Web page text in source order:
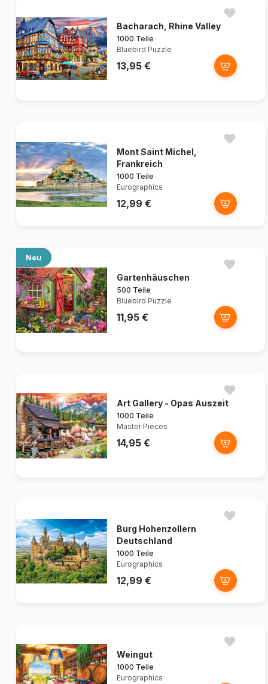
Bacharach, Rhine Valley
1000 Teile
Bluebird Puzzle
13,95 €
Mont Saint Michel,
Frankreich
1000 Teile
Eurographics
12,99 €
Neu
Gartenhäuschen
500 Teile
Bluebird Puzzle
11,95 €
Art Gallery - Opas Auszeit
1000 Teile
Master Pieces
14,95 €
Burg Hohenzollern
Deutschland
1000 Teile
Eurographics
12,99 €
Weingut
1000 Teile
Eurographics